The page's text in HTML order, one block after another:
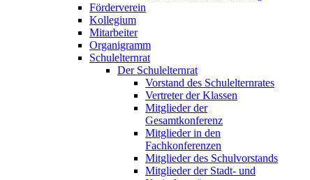
Förderverein
Kollegium
Mitarbeiter
Organigramm
Schulelternrat
Der Schulelternrat
Vorstand des Schulelternrates
Vertreter der Klassen
Mitglieder der
Gesamtkonferenz
Mitglieder in den
Fachkonferenzen
Mitglieder des Schulvorstands
Mitglieder der Stadt- und